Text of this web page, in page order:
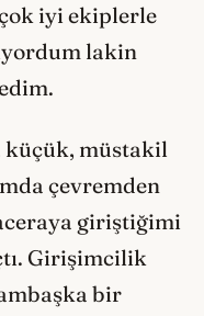
iyi ekiplerle
lakin
küçük, müstakil
çevremden
giriştiğimi
Girişimcilik
bir